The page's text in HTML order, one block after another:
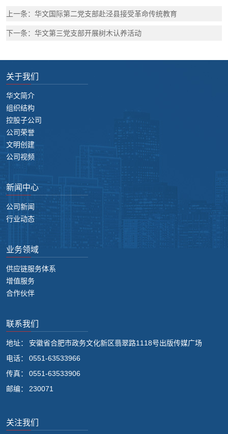
上一条：华文国际第二党支部赴泾县接受革命传统教育
下一条：华文第三党支部开展树木认养活动
关于我们
华文简介
组织结构
控股子公司
公司荣誉
文明创建
公司视频
新闻中心
公司新闻
行业动态
业务领域
供应链服务体系
增值服务
合作伙伴
联系我们
地址：
安徽省合肥市政务文化新区翡翠路1118号出版传媒广场
电话：
0551-63533966
传真：
0551-63533906
邮编：
230071
关注我们